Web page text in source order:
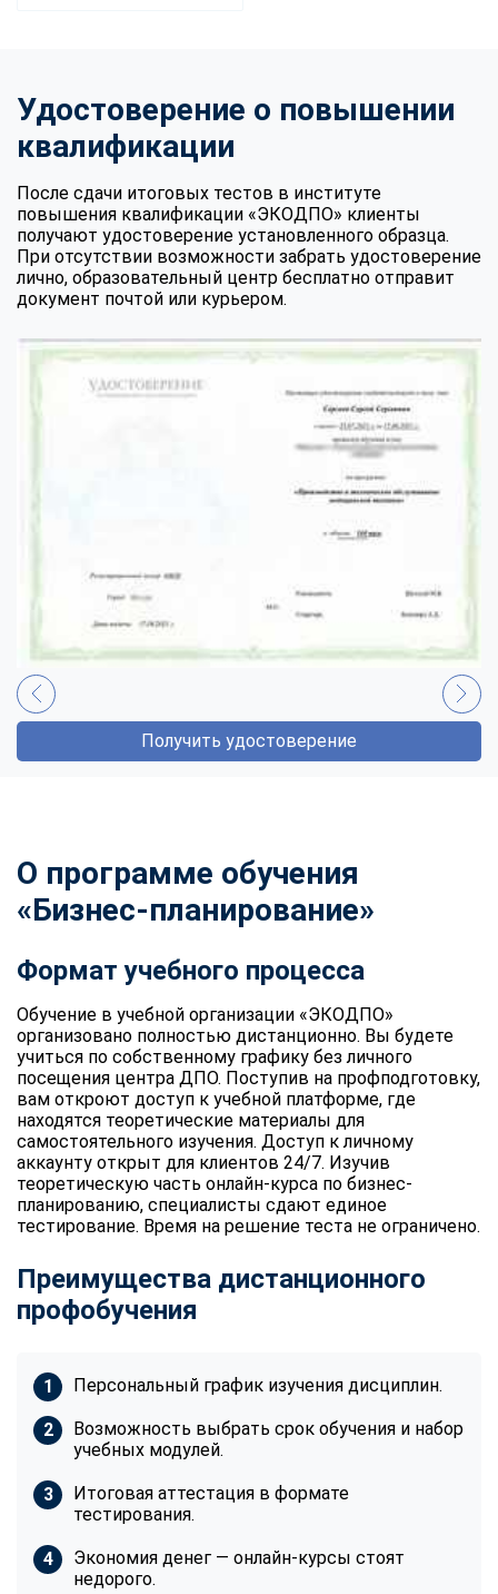
Удостоверение о повышении
квалификации
После сдачи итоговых тестов в институте
повышения квалификации «ЭКОДПО» клиенты
получают удостоверение установленного образца.
При отсутствии возможности забрать удостоверение
лично, образовательный центр бесплатно отправит
документ почтой или курьером.
Получить удостоверение
О программе обучения
«Бизнес-планирование»
Формат учебного процесса
Обучение в учебной организации «ЭКОДПО»
организовано полностью дистанционно. Вы будете
учиться по собственному графику без личного
посещения центра ДПО. Поступив на профподготовку,
вам откроют доступ к учебной платформе, где
находятся теоретические материалы для
самостоятельного изучения. Доступ к личному
аккаунту открыт для клиентов 24/7. Изучив
теоретическую часть онлайн-курса по бизнес-
планированию, специалисты сдают единое
тестирование. Время на решение теста не ограничено.
Преимущества дистанционного
профобучения
Персональный график изучения дисциплин.
Возможность выбрать срок обучения и набор
учебных модулей.
Итоговая аттестация в формате
тестирования.
Экономия денег — онлайн-курсы стоят
недорого.